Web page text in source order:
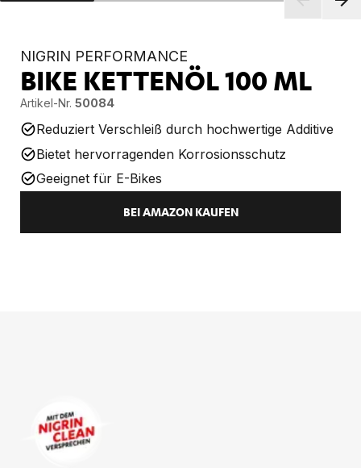
NIGRIN PERFORMANCE
BIKE KETTENÖL100 ML
Artikel-Nr. 50084
Reduziert Verschleiß durch hochwertige Additive
Bietet hervorragenden Korrosionsschutz
Geeignet für E-Bikes
BEI AMAZON KAUFEN